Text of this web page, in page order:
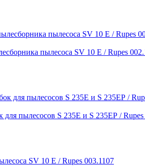
пылесоса SV 10 E / Rupes
пылесосов S 235E и S 235EР /